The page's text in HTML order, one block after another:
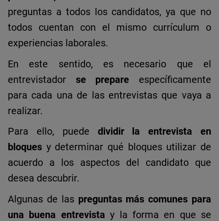
preguntas a todos los candidatos, ya que no
todos cuentan con el mismo currículum o
experiencias laborales.
En este sentido, es necesario que el
entrevistador se prepare específicamente
para cada una de las entrevistas que vaya a
realizar.
Para ello, puede dividir la entrevista en
bloques y determinar qué bloques utilizar de
acuerdo a los aspectos del candidato que
desea descubrir.
Algunas de las preguntas más comunes para
una buena entrevistay la forma en que se